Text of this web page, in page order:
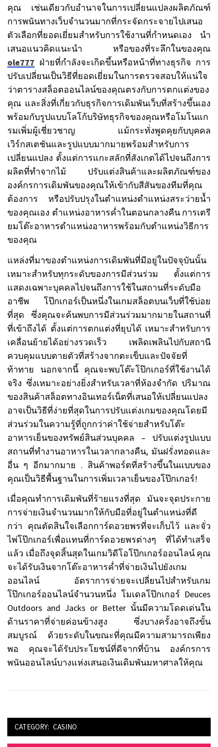
คุณ
เช่นเดียวกับอำนาจในการเปลี่ยนแปลงผลิตภัณฑ์
การพนันทางเว็บจำนวนมากที่กระจัดกระจายไปเสนอ
ตัวเลือกที่ยอดเยี่ยมสำหรับการใช้งานที่กำหนดเอง
นำ
เสนอแนวคิดแนะนำ
หรือของที่ระลึกในของคุณ
ole777 ฝ่ายที่กำลังจะเกิดขึ้นหรือหน้าที่ทางธุรกิจ การ
ปรับเปลี่ยนเป็นวิธีที่ยอดเยี่ยมในการตรวจสอบให้แน่ใจ
ว่าตารางสล็อตออนไลน์ของคุณตรงกับการตกแต่งของ
คุณ และสิ่งที่เกี่ยวกับธุรกิจการเดิมพันเว็บที่สร้างขึ้นเอง
พร้อมกับรูปแบบโลโก้บริษัทธุรกิจของคุณหรือโมโนแก
รมเพิ่มผู้เชี่ยวชาญ
แม้กระทั่งพูดคุยกับบุคคล
เวิร์กสเตชันและรูปแบบมากมายพร้อมสำหรับการ
เปลี่ยนแปลง ตั้งแต่การแกะสลักที่สังเกตได้ไปจนถึงการ
ผลิตที่ทำจากไม้
ปรับแต่งสินค้าและผลิตภัณฑ์ของ
องค์กรการเดิมพันของคุณให้เข้ากับสีสันของทีมที่คุณ
ต้องการ
หรือปรับปรุงในตำแหน่งตำแหน่งสระว่ายน้ำ
ของคุณเอง ตำแหน่งอาหารค่ำในตอนกลางคืน การเตรี
ยมโต๊ะอาหารตำแหน่งอาหารพร้อมกับตำแหน่งวิธีการ
ของคุณ
แหล่งที่มาของตำแหน่งการเดิมพันที่มีอยู่ในปัจจุบันนั้น
เหมาะสำหรับทุกระดับของการมีส่วนร่วม
ตั้งแต่การ
แสดงเฉพาะบุคคลไปจนถึงการใช้ในสถานที่ระดับมือ
อาชีพ
โป๊กเกอร์เป็นหนึ่งในเกมสล็อตบนเว็บที่ใช้บ่อย
ที่สุด
ซึ่งคุณจะค้นพบการมีส่วนร่วมมากมายในสถานที่
ที่เข้าถึงได้ ตั้งแต่การตกแต่งที่ยุบได้ เหมาะสำหรับการ
เคลื่อนย้ายได้อย่างรวดเร็ว
เพลิดเพลินไปกับสถานี
ควบคุมแบบตายตัวที่สร้างจากตะเข็บและปัจจัยที่
ท้าทาย
นอกจากนี้
คุณจะพบโต๊ะโป๊กเกอร์ที่ใช้งานได้
จริง ซึ่งเหมาะอย่างยิ่งสำหรับเวลาที่ห้องจำกัด ปริมาณ
ของสินค้าสล็อตทางอินเทอร์เน็ตที่เสนอให้เปลี่ยนแปลง
อาจเป็นวิธีที่ง่ายที่สุดในการปรับแต่งเกมของคุณโดยมี
ส่วนร่วมในความรู้ที่ถูกกว่าค่าใช้จ่ายสำหรับโต๊ะ
อาหารเย็นของทรัพย์สินส่วนบุคคล
–
ปรับแต่งรูปแบบ
สถานที่ทำงานอาหารในเวลากลางคืน, มันฝรั่งทอดและ
อื่น ๆ อีกมากมาย . สินค้าพอร์ตที่สร้างขึ้นในแบบของ
คุณเป็นวิธีพื้นฐานในการเพิ่มเวลาเย็นของโป๊กเกอร์!
เมื่อคุณทำการเดิมพันที่ร้ายแรงที่สุด
มันจะจุดประกาย
การจ่ายเงินจำนวนมากให้กับมือที่อยู่ในตำแหน่งที่ดี
กว่า
คุณตัดสินใจเลือกการ์ดอวยพรที่จะเก็บไว้ และจั่ว
ไพ่โป๊กเกอร์เพื่อแทนที่การ์ดอวยพรต่างๆ
ที่ได้ทำเสร็จ
แล้ว เมื่อถึงจุดสิ้นสุดในเกมวิดีโอโป๊กเกอร์ออนไลน์ คุณ
จะได้รับเงินจากโต๊ะอาหารค่ำที่จ่ายเงินไปยังเกม
ออนไลน์
อัตราการจ่ายจะเปลี่ยนไปสำหรับเกม
โป๊กเกอร์ออนไลน์จำนวนหนึ่ง โมเดลโป๊กเกอร์ Deuces
Outdoors and Jacks or Better นั้นมีความโดดเด่นใน
ด้านราคาที่จ่ายค่อนข้างสูง
ซึ่งบางครั้งอาจถึงขั้น
สมบูรณ์
ด้วยระดับในขณะที่คุณมีความสามารถเพียง
พอ
คุณจะได้รับประโยชน์ที่ดีจากที่บ้าน
องค์กรการ
พนันออนไลน์บางแห่งเสนอเงินเดิมพันมหาศาลให้คุณ
CATEGORY: CASINO